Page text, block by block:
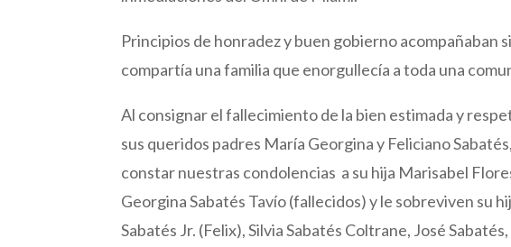
Principios de honradez y buen gobierno acompañaban
compartía una familia que enorgullecía a toda una
Al consignar el fallecimiento de la bien estimada y
sus queridos padres María Georgina y Feliciano
constar nuestras condolencias a su hija Marisabel
Georgina Sabatés Tavío (fallecidos) y le sobreviven su
Sabatés Jr. (Felix), Silvia Sabatés Coltrane, José